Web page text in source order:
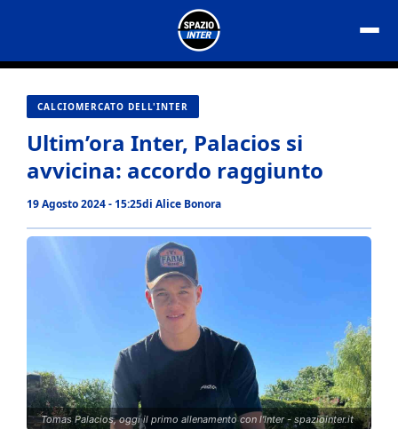
contenuto
CALCIOMERCATO DELL'INTER
Ultim’ora Inter, Palacios si
avvicina: accordo raggiunto
19 Agosto 2024 - 15:25di Alice Bonora
Tomas Palacios, oggi il primo allenamento con l'Inter - spaziointer.it